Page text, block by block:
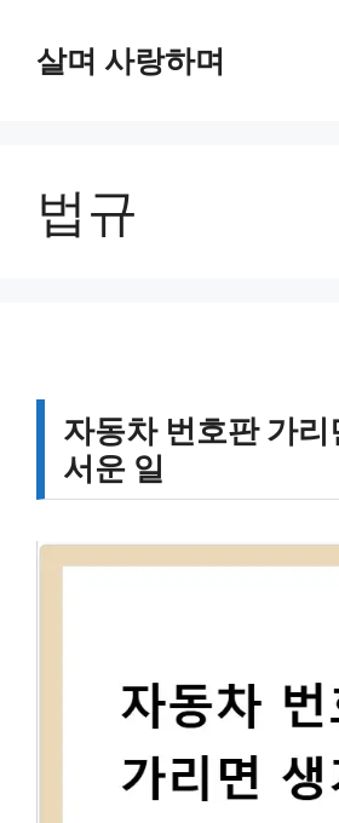
살며 사랑하며
법규
자동차 번호판 가
서운 일